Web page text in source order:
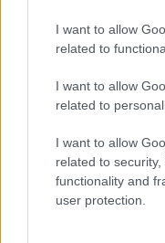
I want to allow
related to
I want to allow
related to
I want to allow
related to
functionality and
user protection.
Meccs
Paris